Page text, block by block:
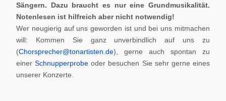
Sängern. Dazu braucht es nur eine Grundmusikalität.
Notenlesen ist hilfreich aber nicht notwendig!
Wer neugierig auf uns geworden ist und bei uns mitmachen
will: Kommen Sie ganz unverbindlich auf uns zu
(Chorsprecher@tonartisten.de), gerne auch spontan zu
einerSchnupperprobe oder besuchen Sie sehr gerne eines
unserer Konzerte.